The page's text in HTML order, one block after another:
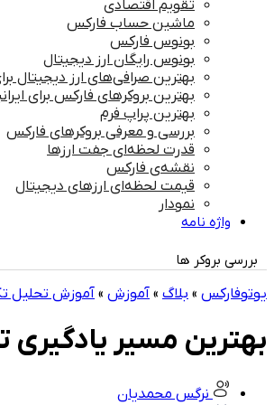
تقویم اقتصادی
ماشین حساب فارکس
بونوس فارکس
بونوس رایگان ارز دیجیتال
بهترین صرافی‌های ارز دیجیتال
بهترین بروکرهای فارکس برای
بهترین پراپ‌ فرم
بررسی و معرفی بروکرهای فارکس
قدرت لحظه‌ای جفت ارزها
نقشه‌ی فارکس
قیمت لحظه‌ای ارزهای دیجیتال
نمودار
واژه نامه
بررسی بروکر ها
یوتوفارکس » بلاگ » آموزش » آموزش تحلیل
بهترین مسیر یادگیری
نرگس محمدیان